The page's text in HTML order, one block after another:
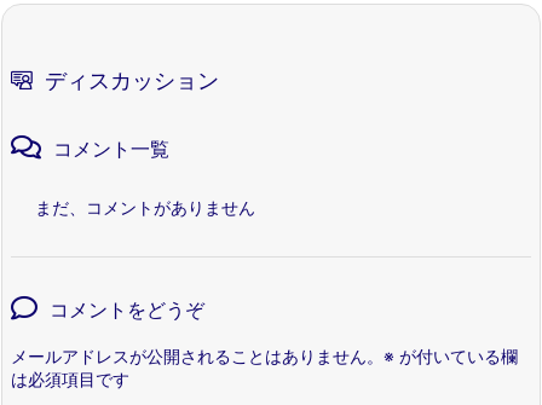
ディスカッション
コメント一覧
まだ、コメントがありません
コメントをどうぞ
メールアドレスが公開されることはありません。 ※ が付いている欄
は必須項目です